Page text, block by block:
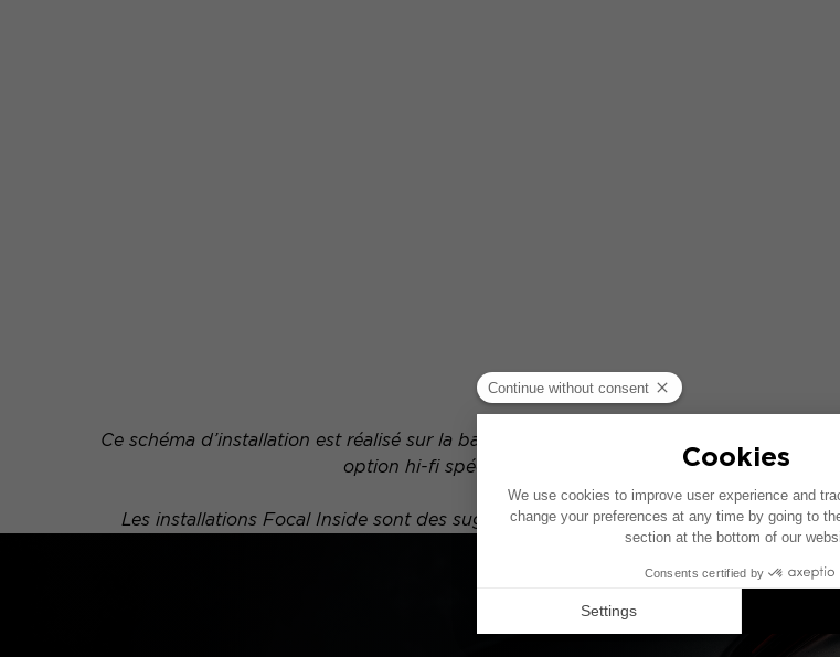
Ce schéma d’installation est réalisé sur la base d’un véhicule comprenant un
option hi-fi spécifique, le placement des éléments
Les installations Focal Inside sont des suggestions de produits compatibles :